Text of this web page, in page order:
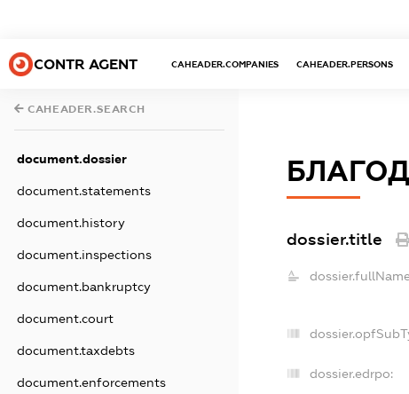
CONTR AGENT CAHEADER.COMPANIES CAHEADER.PERSONS
CAHEADER.SEARCH
document.dossier
document.statements
document.history
document.inspections
document.bankruptcy
document.court
document.taxdebts
document.enforcements
dossier.title
dossier.edrpo: